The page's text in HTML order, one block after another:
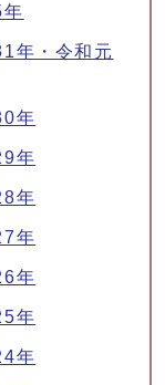
年・令和元
年
年
年
年
年
年
年